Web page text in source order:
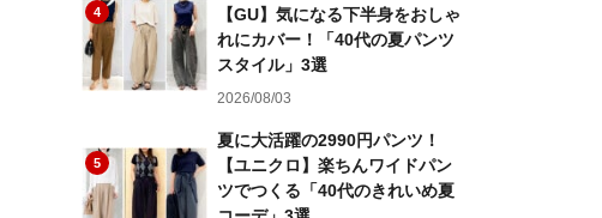
4
【GU】気になる下半身をおしゃ
れにカバー！「40代の夏パンツ
スタイル」3選
2026/08/03
5
夏に大活躍の2990円パンツ！
【ユニクロ】楽ちんワイドパン
ツでつくる「40代のきれいめ夏